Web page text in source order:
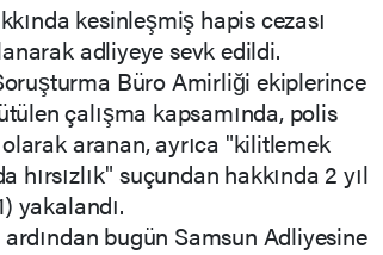
kesinleşmiş hapis cezası
adliyeye sevk edildi.
Büro Amirliği ekiplerince
çalışma kapsamında, polis
aranan, ayrıca "kilitlemek
suçundan hakkında 2 yıl
yakalandı.
bugün Samsun Adliyesine